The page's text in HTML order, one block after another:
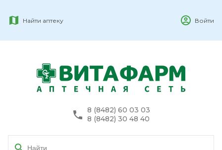
Найти аптеку Войти
8 (8482) 60 03 03
8 (8482) 30 48 40